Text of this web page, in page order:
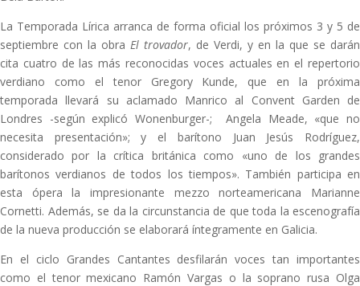
La Temporada Lírica arranca de forma oficial los próximos 3 y 5 de
septiembre con la obra El trovador, de Verdi, y en la que se darán
cita cuatro de las más reconocidas voces actuales en el repertorio
verdiano como el tenor Gregory Kunde, que en la próxima
temporada llevará su aclamado Manrico al Convent Garden de
Londres -según explicó Wonenburger-;
Angela Meade, «que no
necesita presentación»; y el barítono Juan Jesús Rodríguez,
considerado por la crítica británica como «uno de los grandes
barítonos verdianos de todos los tiempos». También participa en
esta ópera la impresionante mezzo norteamericana Marianne
Cornetti. Además, se da la circunstancia de que toda la escenografía
de la nueva producción se elaborará íntegramente en Galicia.
En el ciclo Grandes Cantantes desfilarán voces tan importantes
como el tenor mexicano Ramón Vargas o la soprano rusa Olga